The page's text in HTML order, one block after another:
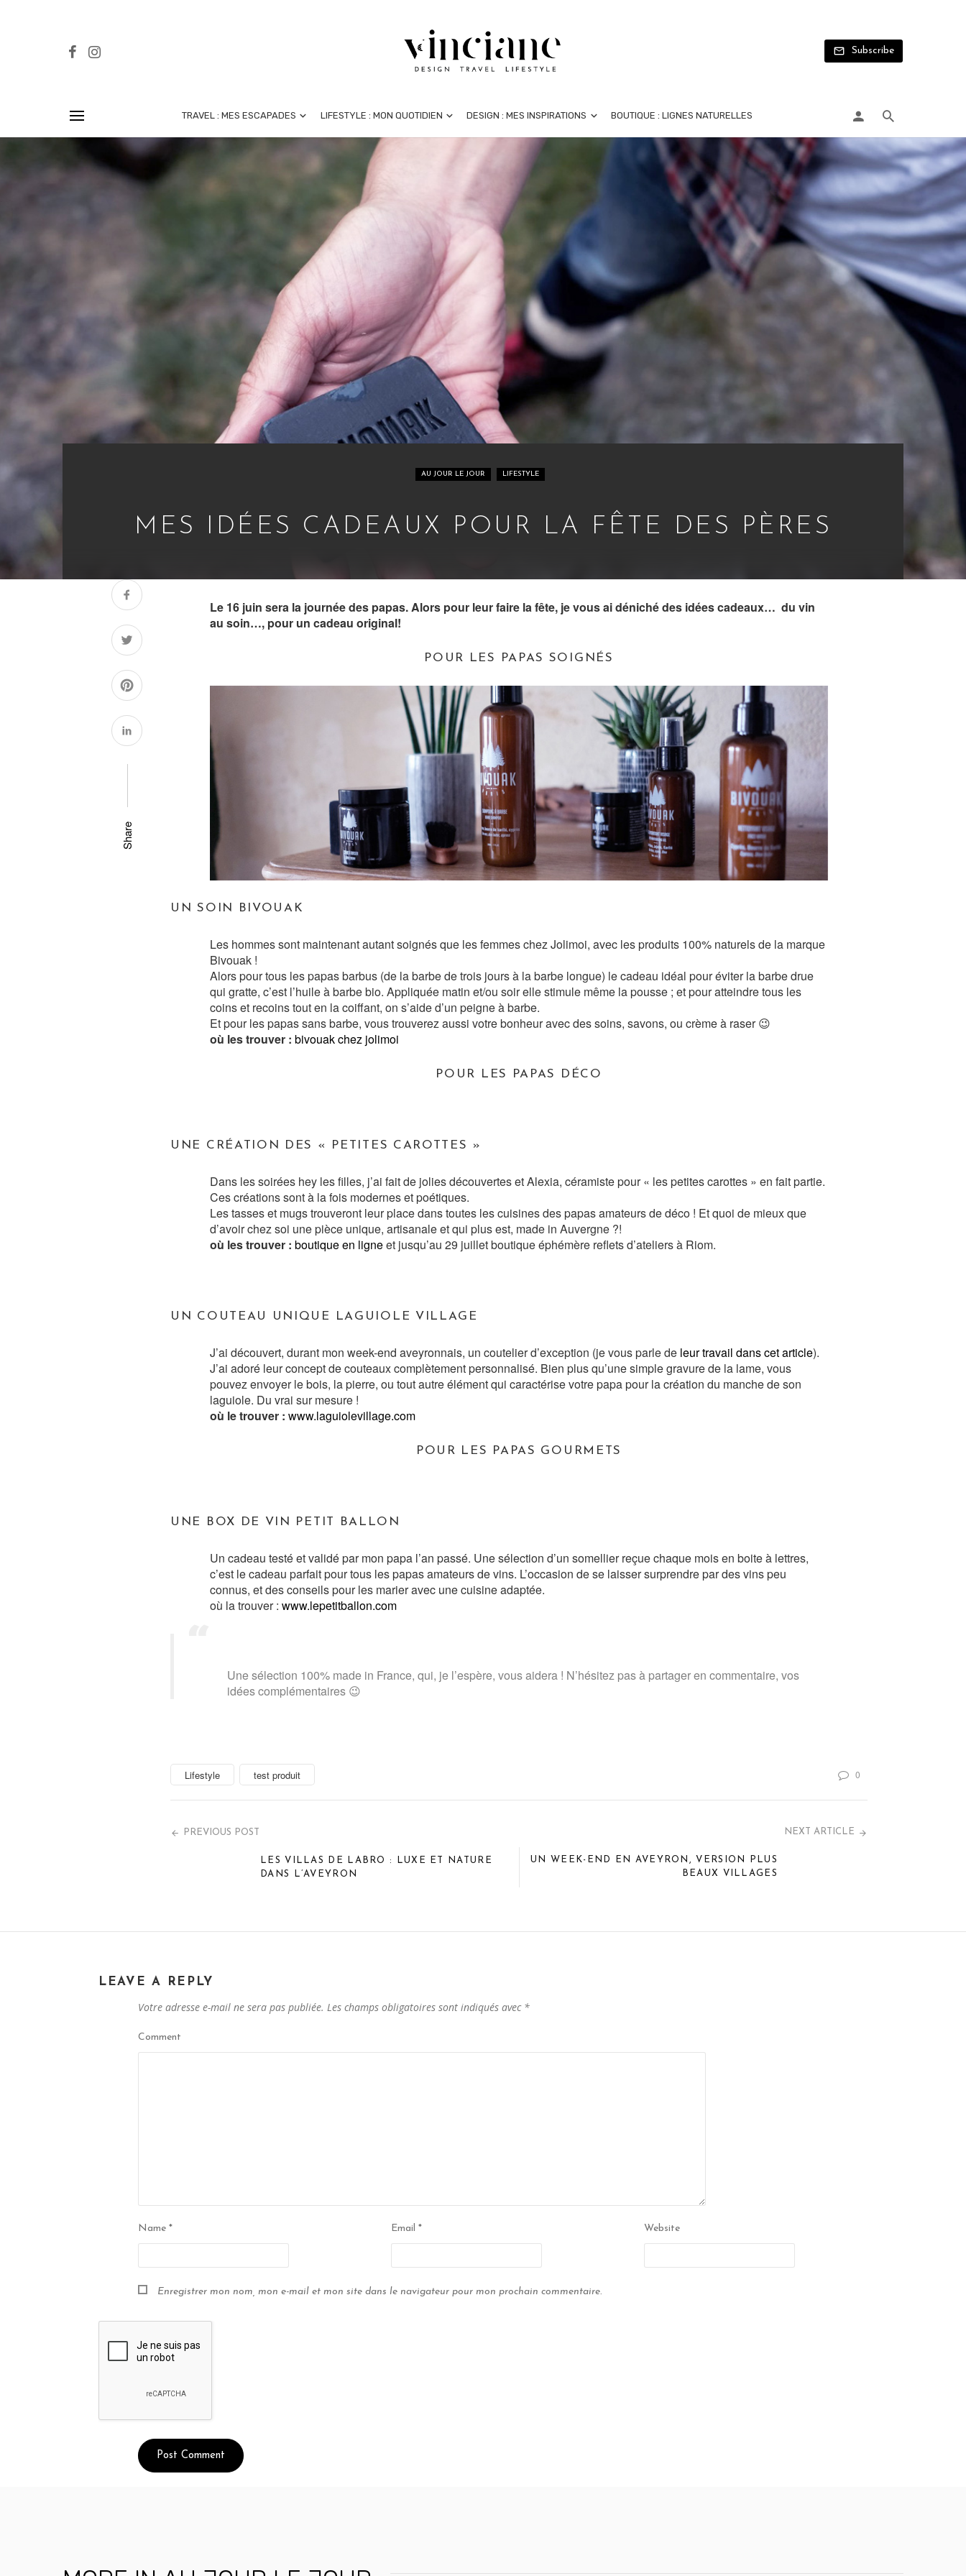
Subscribe
TRAVEL : MES ESCAPADES LIFESTYLE : MON QUOTIDIEN DESIGN : MES INSPIRATIONS BOUTIQUE : LIGNES NATURELLES
AU JOUR LE JOUR LIFESTYLE
MES IDÉES CADEAUX POUR LA FÊTE DES PÈRES
Share
Le 16 juin sera la journée des papas. Alors pour leur faire la fête, je vous ai déniché des idées cadeaux… du vin
au soin…, pour un cadeau original!
POUR LES PAPAS SOIGNÉS
UN SOIN BIVOUAK
Les hommes sont maintenant autant soignés que les femmes chez Jolimoi, avec les produits 100% naturels de la marque
Bivouak !
Alors pour tous les papas barbus (de la barbe de trois jours à la barbe longue) le cadeau idéal pour éviter la barbe drue
qui gratte, c’est l’huile à barbe bio. Appliquée matin et/ou soir elle stimule même la pousse ; et pour atteindre tous les
coins et recoins tout en la coiffant, on s’aide d’un peigne à barbe.
Et pour les papas sans barbe, vous trouverez aussi votre bonheur avec des soins, savons, ou crème à raser 😉
où les trouver : bivouak chez jolimoi
POUR LES PAPAS DÉCO
UNE CRÉATION DES « PETITES CAROTTES »
Dans les soirées hey les filles, j’ai fait de jolies découvertes et Alexia, céramiste pour « les petites carottes » en fait partie.
Ces créations sont à la fois modernes et poétiques.
Les tasses et mugs trouveront leur place dans toutes les cuisines des papas amateurs de déco ! Et quoi de mieux que
d’avoir chez soi une pièce unique, artisanale et qui plus est, made in Auvergne ?!
où les trouver : boutique en ligneet jusqu’au 29 juillet boutique éphémère reflets d’ateliers à Riom.
UN COUTEAU UNIQUE LAGUIOLE VILLAGE
J’ai découvert, durant mon week-end aveyronnais, un coutelier d’exception (je vous parle de leur travail dans cet article).
J’ai adoré leur concept de couteaux complètement personnalisé. Bien plus qu’une simple gravure de la lame, vous
pouvez envoyer le bois, la pierre, ou tout autre élément qui caractérise votre papa pour la création du manche de son
laguiole. Du vrai sur mesure !
où le trouver : www.laguiolevillage.com
POUR LES PAPAS GOURMETS
UNE BOX DE VIN PETIT BALLON
Un cadeau testé et validé par mon papa l’an passé. Une sélection d’un somellier reçue chaque mois en boite à lettres,
c’est le cadeau parfait pour tous les papas amateurs de vins. L’occasion de se laisser surprendre par des vins peu
connus, et des conseils pour les marier avec une cuisine adaptée.
où la trouver : www.lepetitballon.com
Une sélection 100% made in France, qui, je l’espère, vous aidera ! N’hésitez pas à partager en commentaire, vos
idées complémentaires 😉
Lifestyle test produit 0
PREVIOUS POST
LES VILLAS DE LABRO : LUXE ET NATURE
DANS L’AVEYRON
NEXT ARTICLE
UN WEEK-END EN AVEYRON, VERSION PLUS
BEAUX VILLAGES
LEAVE A REPLY
Votre adresse e-mail ne sera pas publiée. Les champs obligatoires sont indiqués avec *
Comment
Name * Email* Website
Enregistrer mon nom, mon e-mail et mon site dans le navigateur pour mon prochain commentaire.